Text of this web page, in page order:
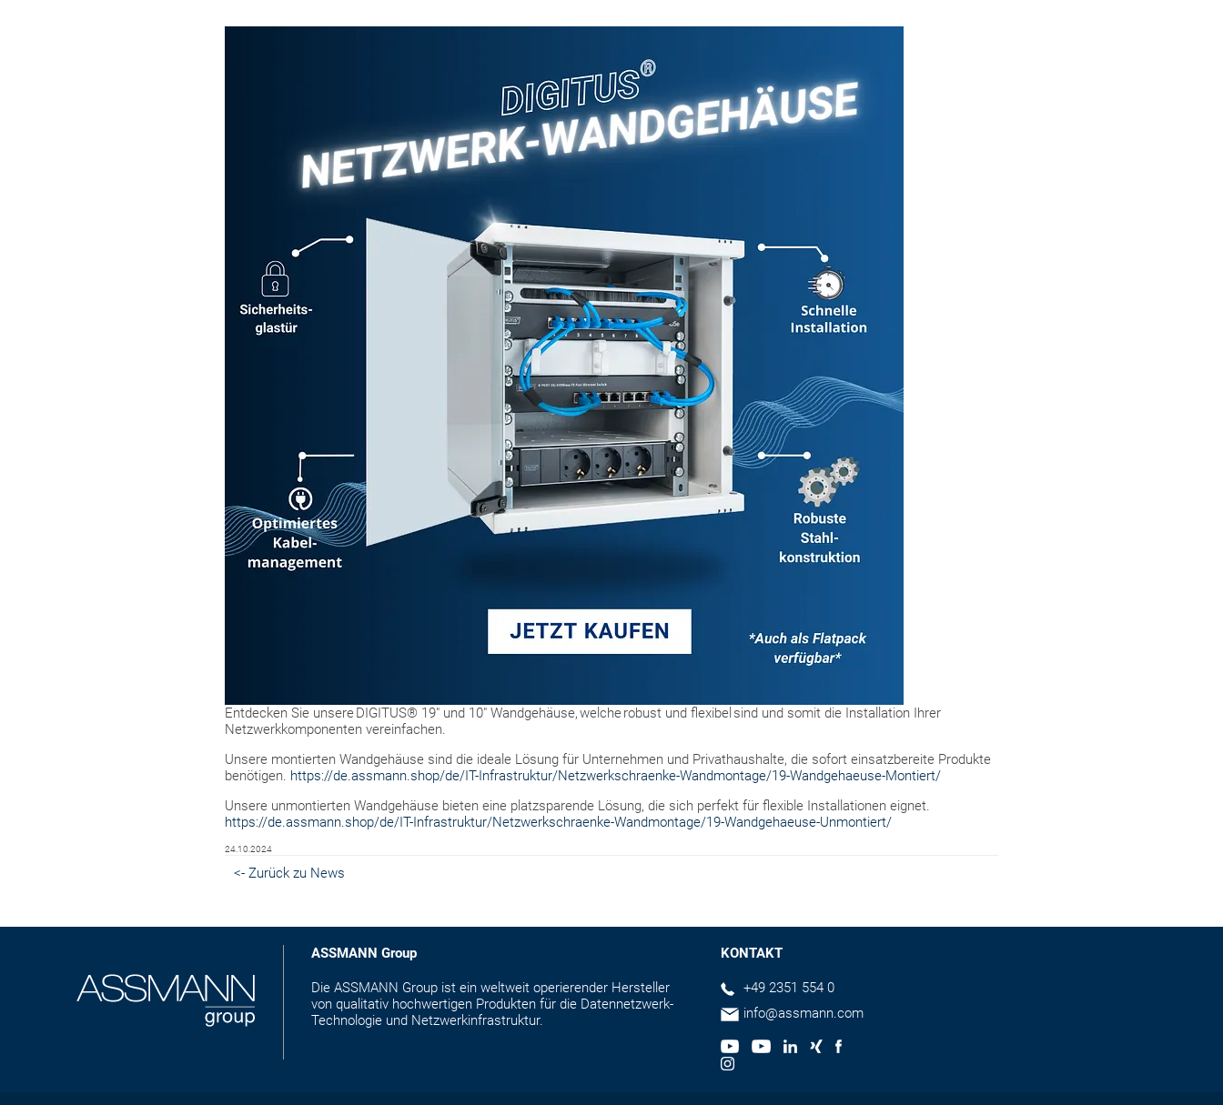
Entdecken Sie unsere DIGITUS® 19" und 10" Wandgehäuse, welche robust und flexibel sind und somit die Installation Ihrer
Netzwerkkomponenten vereinfachen.
Unsere montierten Wandgehäuse sind die ideale Lösung für Unternehmen und Privathaushalte, die sofort einsatzbereite Produkte
benötigen. https://de.assmann.shop/de/IT-Infrastruktur/Netzwerkschraenke-Wandmontage/19-Wandgehaeuse-Montiert/
Unsere unmontierten Wandgehäuse bieten eine platzsparende Lösung, die sich perfekt für flexible Installationen eignet.
https://de.assmann.shop/de/IT-Infrastruktur/Netzwerkschraenke-Wandmontage/19-Wandgehaeuse-Unmontiert/
24.10.2024
<- Zurück zu News
ASSMANN Group
Die ASSMANN Group ist ein weltweit operierender Hersteller
von qualitativ hochwertigen Produkten für die Datennetzwerk-
Technologie und Netzwerkinfrastruktur.
KONTAKT
+49 2351 554 0
info@assmann.com